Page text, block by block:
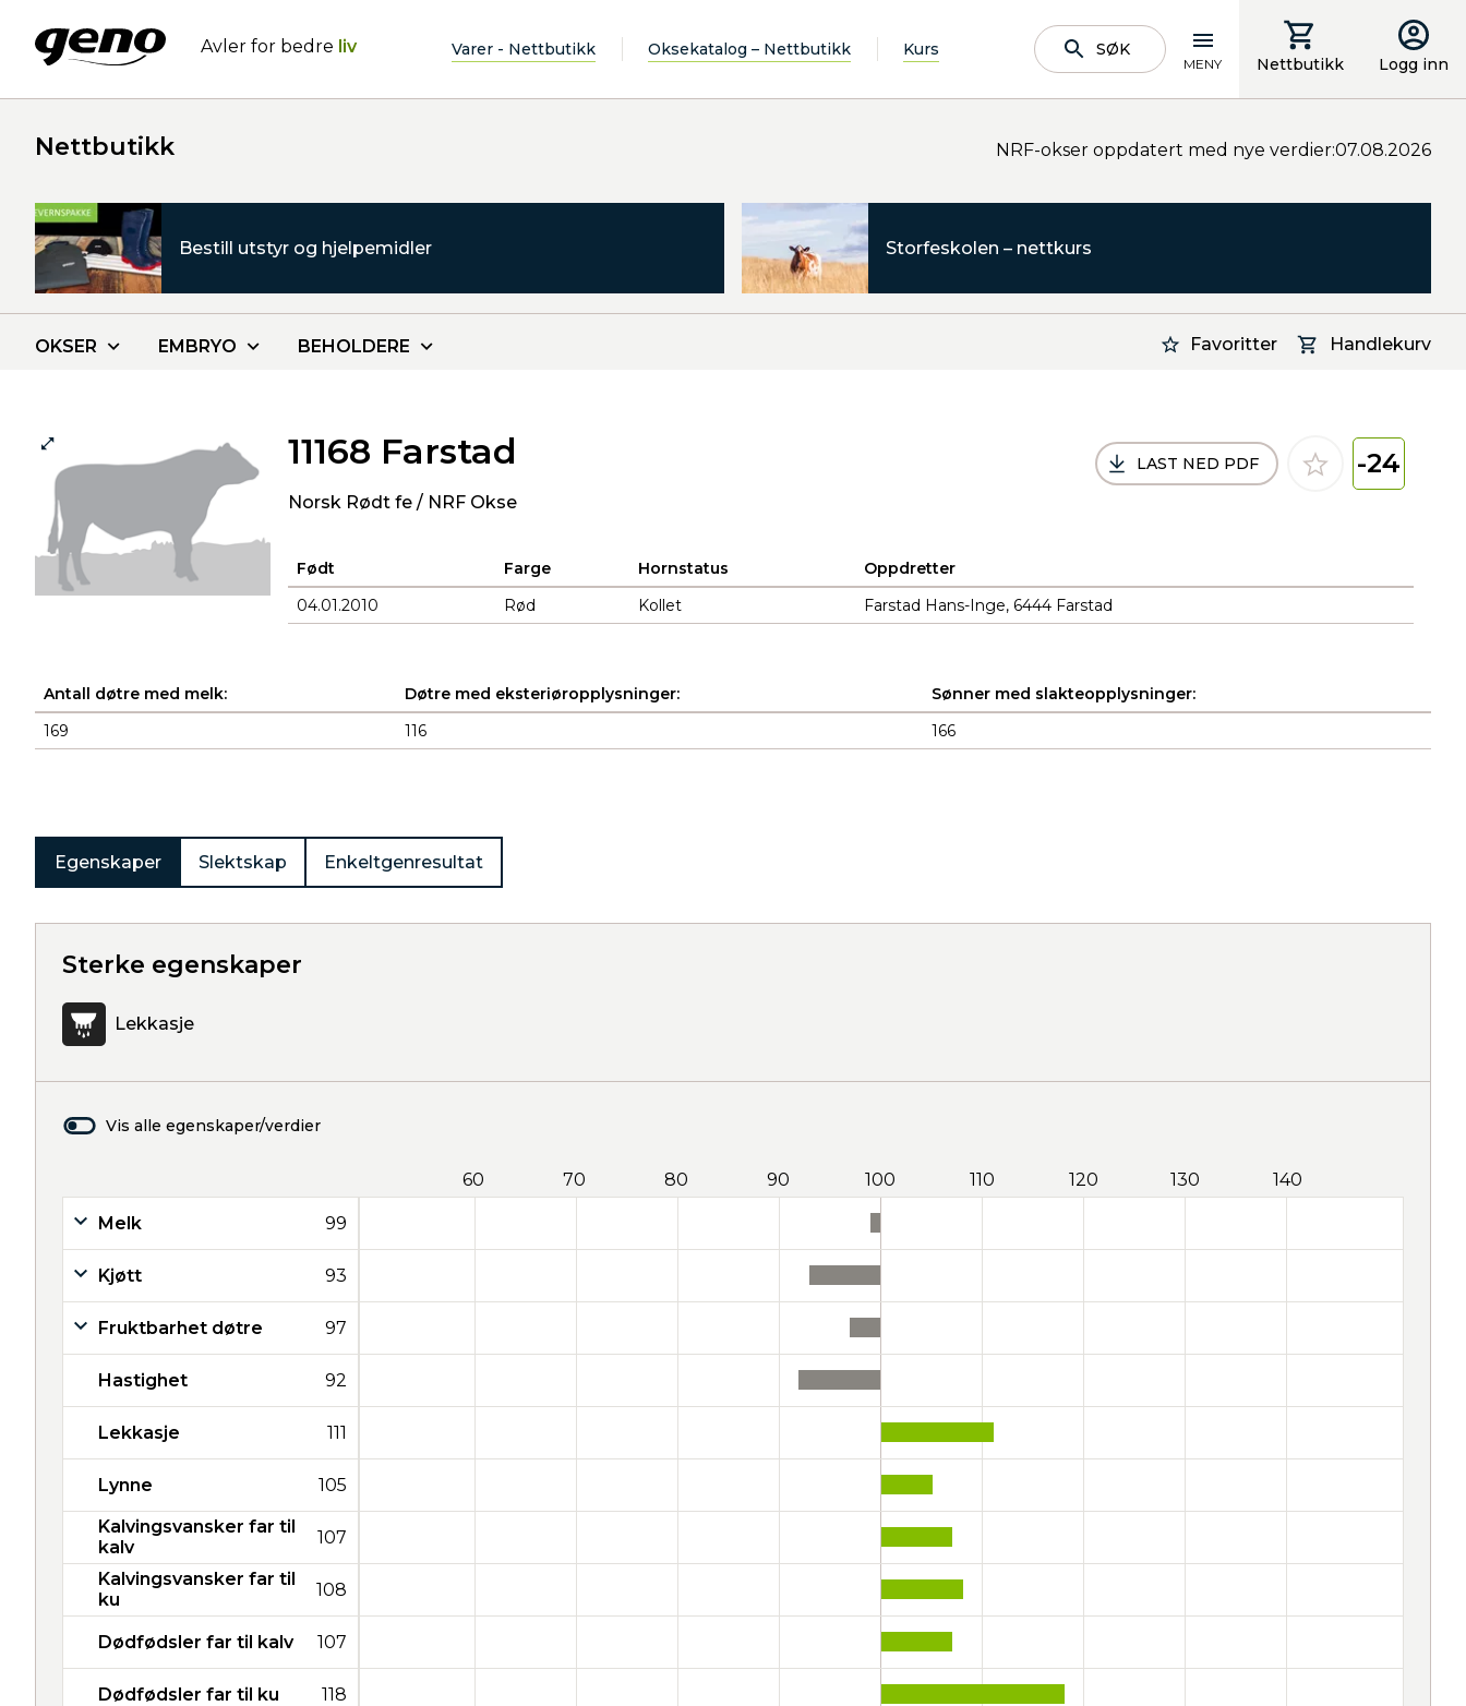
Avler for bedre liv Varer - Nettbutikk Oksekatalog – Nettbutikk Kurs SØK
MENY Nettbutikk Logg inn
Nettbutikk NRF-okser oppdatert med nye verdier:07.08.2026
Bestill utstyr og hjelpemidler Storfeskolen – nettkurs
Favoritter Handlekurv
OKSER EMBRYO BEHOLDERE
11168 Farstad
Norsk Rødt fe / NRF Okse
LAST NED PDF -24
Født Farge Hornstatus
Oppdretter
04.01.2010
Rød Kollet Farstad Hans-Inge, 6444 Farstad
Antall døtre med melk: Døtre med eksteriøropplysninger:
Sønner med slakteopplysninger:
169
116 166
Egenskaper Slektskap Enkeltgenresultat
Sterke egenskaper
Lekkasje
Vis alle egenskaper/verdier
60 70 80 90 100 110 120 130 140
Melk 99
Kjøtt 93
Fruktbarhet døtre 97
Hastighet 92
Lekkasje 111
Lynne 105
Kalvingsvansker far til
kalv
107
Kalvingsvansker far til
ku
108
Dødfødsler far til kalv 107
Dødfødsler far til ku 118